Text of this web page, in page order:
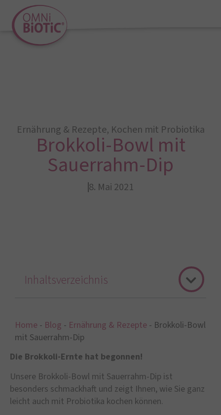
Ernährung & Rezepte, Kochen mit Probiotika
Brokkoli-Bowl mit
Sauerrahm-Dip
8. Mai 2021
Home - Blog - Ernährung & Rezepte - Brokkoli-Bowl
mit Sauerrahm-Dip
Die Brokkoli-Ernte hat begonnen!
Unsere Brokkoli-Bowl mit Sauerrahm-Dip ist
besonders schmackhaft und zeigt Ihnen, wie Sie ganz
leicht auch mit Probiotika kochen können.
Inhaltsverzeichnis